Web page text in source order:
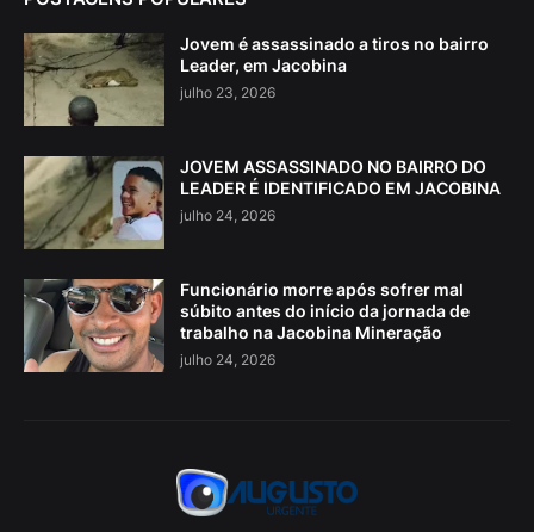
Jovem é assassinado a tiros no bairro
Leader, em Jacobina
julho 23, 2026
JOVEM ASSASSINADO NO BAIRRO DO
LEADER É IDENTIFICADO EM JACOBINA
julho 24, 2026
Funcionário morre após sofrer mal
súbito antes do início da jornada de
trabalho na Jacobina Mineração
julho 24, 2026